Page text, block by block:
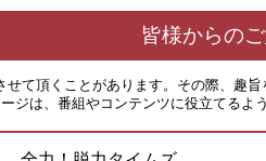
皆様からの
せて頂くことがあります。その際、趣
ジは、番組やコンテンツに役立てる